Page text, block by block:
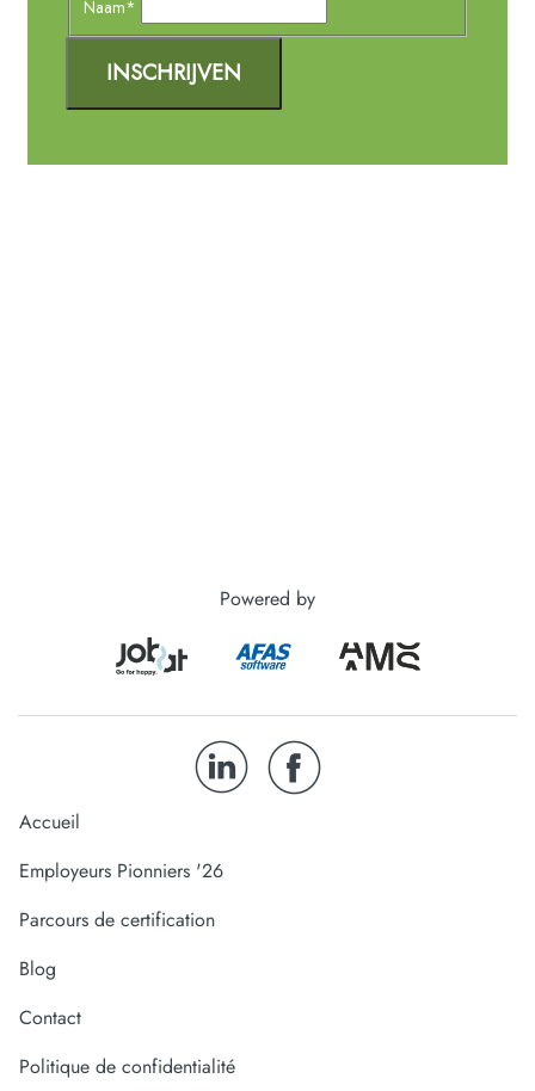
Powered by
Accueil
Employeurs Pionniers '26
Parcours de certification
Blog
Contact
Politique de confidentialité